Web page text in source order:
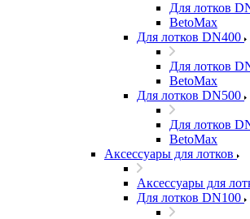
Для лотков
BetoMax
Для лотков DN400
Для лотков
BetoMax
Для лотков DN500
Для лотков
BetoMax
Аксессуары для лотков
Аксессуары для
Для лотков DN100